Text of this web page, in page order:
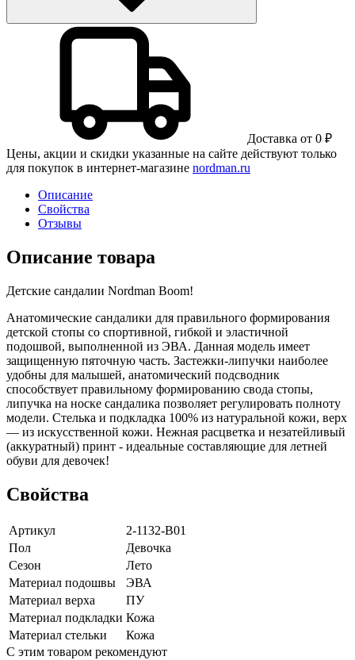
Доставка от 0 ₽
Цены, акции и скидки указанные на сайте действуют только
для покупок в интернет-магазине nordman.ru
Описание
Свойства
Отзывы
Описание товара
Детские сандалии Nordman Boom!
Анатомические сандалики для правильного формирования
детской стопы со спортивной, гибкой и эластичной
подошвой, выполненной из ЭВА. Данная модель имеет
защищенную пяточную часть. Застежки-липучки наиболее
удобны для малышей, анатомический подсводник
способствует правильному формированию свода стопы,
липучка на носке сандалика позволяет регулировать полноту
модели. Стелька и подкладка 100% из натуральной кожи, верх
— из искусственной кожи. Нежная расцветка и незатейливый
(аккуратный) принт - идеальные составляющие для летней
обуви для девочек!
Свойства
Артикул
2-1132-B01
Пол
Девочка
Сезон
Лето
Материал подошвы
ЭВА
Материал верха
ПУ
Материал подкладки Кожа
Материал стельки
Кожа
С этим товаром рекомендуют